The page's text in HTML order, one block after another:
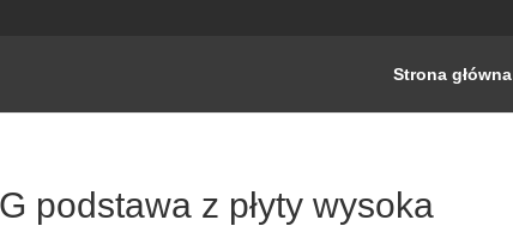
Strona główna
podstawa z płyty wysoka